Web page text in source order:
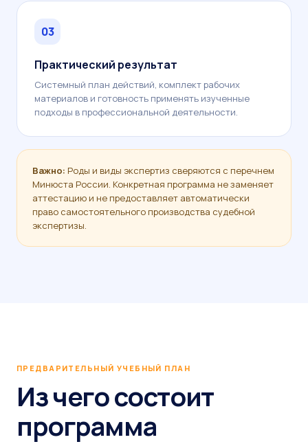
03
Практический результат
Системный план действий, комплект рабочих
материалов и готовность применять изученные
подходы в профессиональной деятельности.
Важно: Роды и виды экспертиз сверяются с перечнем
Минюста России. Конкретная программа не заменяет
аттестацию и не предоставляет автоматически
право самостоятельного производства судебной
экспертизы.
ПРЕДВАРИТЕЛЬНЫЙ УЧЕБНЫЙ ПЛАН
Из чего состоит
программа